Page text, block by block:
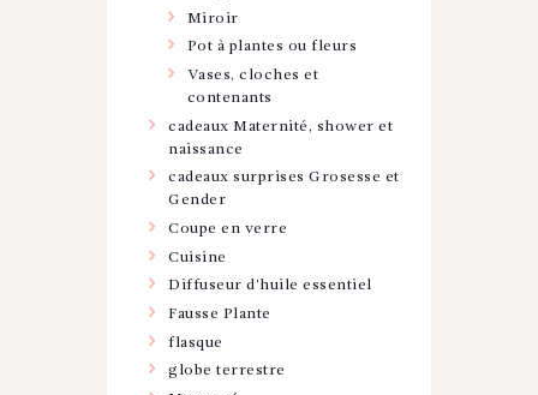
Miroir
Pot à plantes ou fleurs
Vases, cloches et
contenants
cadeaux Maternité, shower et
naissance
cadeaux surprises Grosesse et
Gender
Coupe en verre
Cuisine
Diffuseur d'huile essentiel
Fausse Plante
flasque
globe terrestre